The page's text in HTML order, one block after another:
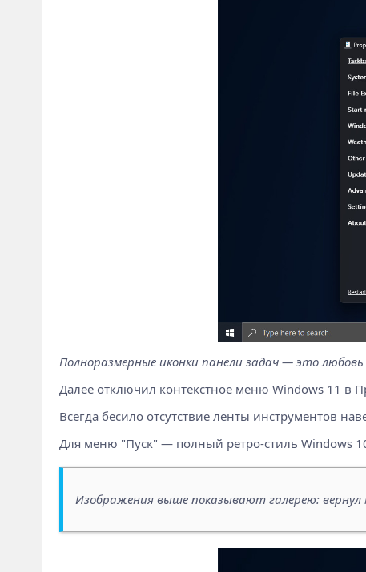
Полноразмерные иконки панели задач — это
Далее отключил контекстное меню Windows 11 в
Всегда бесило отсутствие ленты инструментов
Для меню "Пуск" — полный ретро-стиль Windows
Изображения выше показывают галерею: вернул